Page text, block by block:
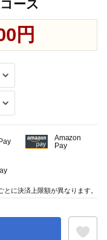
ース
円
Amazon
Pay
とに決済上限額が異なります。